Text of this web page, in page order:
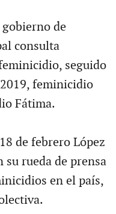
de
consulta
seguido
feminicidio
Fátima.
de febrero López
su rueda de prensa
en el país,